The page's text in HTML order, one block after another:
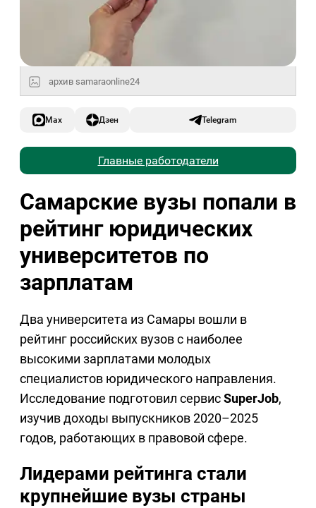
архив samaraonline24
Max Дзен Telegram
Главные работодатели
Самарские вузы попали в
рейтинг юридических
университетов по
зарплатам
Два университета из Самары вошли в
рейтинг российских вузов с наиболее
высокими зарплатами молодых
специалистов юридического направления.
Исследование подготовил сервисSuperJob,
изучив доходы выпускников 2020–2025
годов, работающих в правовой сфере.
Лидерами рейтинга стали
крупнейшие вузы страны